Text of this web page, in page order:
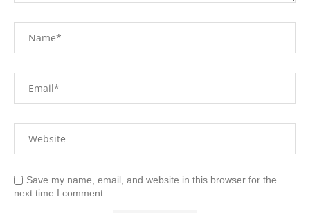
Save my name, email, and website in this browser for the
next time I comment.